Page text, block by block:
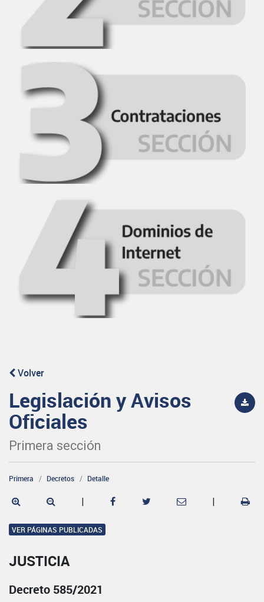
Volver
Legislación y Avisos
Oficiales
Primera sección
Primera Decretos Detalle
| |
VER PÁGINAS PUBLICADAS
JUSTICIA
Decreto 585/2021